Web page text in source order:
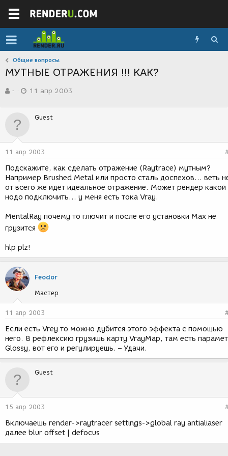
Общие вопросы
МУТНЫЕ ОТРАЖЕНИЯ !!! КАК?
в
р
м
-
а
д
н
и
я
11 апр 2003
Guest
11 апр 2003
Подскажите, как сделать отражение (Raytrace) мутным?
Например Brushed Metal или просто сталь доспехов... веть
от всего же идёт идеальное отражение. Может рендер какой
нодо подключить... у меня есть тока Vray.
MentalRay почему то глючит и после его установки Max не
грузится
hlp plz!
Feodor
Мастер
11 апр 2003
Если есть Vrey то можно дубится этого эффекта с помощью
него. В рефлексию грузишь карту VrayMap, там есть
Glossy, вот его и регулируешь. – Удачи.
Guest
15 апр 2003
Включаешь render->raytracer settings->global ray antialiaser
далее blur offset | defocus